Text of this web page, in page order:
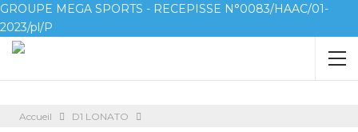
GROUPE MEGA SPORTS - RECEPISSE N°0083/HAAC/01-
2023/pl/P
Accueil D1 LONATO